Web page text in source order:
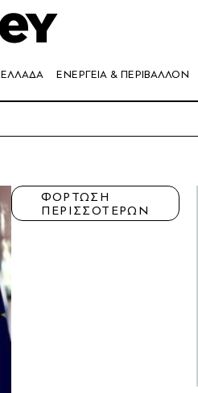
ΕΛΛΑΔΑ ΕΝΕΡΓΕΙΑ & ΠΕΡΙΒΑΛΛΟΝ
ΦΟΡΤΩΣΗ
ΠΕΡΙΣΣΟΤΕΡΩΝ